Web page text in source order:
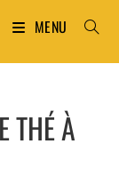
MENU
THÉ À